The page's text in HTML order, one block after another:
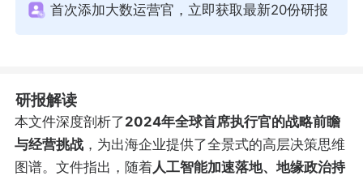
首次添加大数运营官，立即获取最新20份研报
研报解读
本文件深度剖析了2024年全球首席执行官的战略前瞻
与经营挑战，为出海企业提供了全景式的高层决策思维
图谱。文件指出，随着人工智能加速落地、地缘政治持